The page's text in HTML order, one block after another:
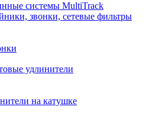
системы MultiTrack
звонки, сетевые фильтры
удлинители
на катушке